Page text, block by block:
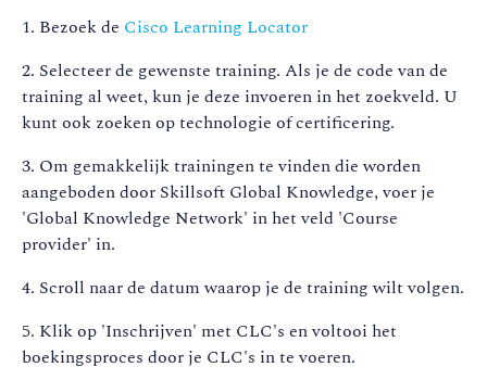
1. Bezoek de Cisco Learning Locator
2. Selecteer de gewenste training. Als je de code van de
training al weet, kun je deze invoeren in het zoekveld. U
kunt ook zoeken op technologie of certificering.
3. Om gemakkelijk trainingen te vinden die worden
aangeboden door Skillsoft Global Knowledge, voer je
'Global Knowledge Network' in het veld 'Course
provider' in.
4. Scroll naar de datum waarop je de training wilt volgen.
5. Klik op 'Inschrijven' met CLC's en voltooi het
boekingsproces door je CLC's in te voeren.